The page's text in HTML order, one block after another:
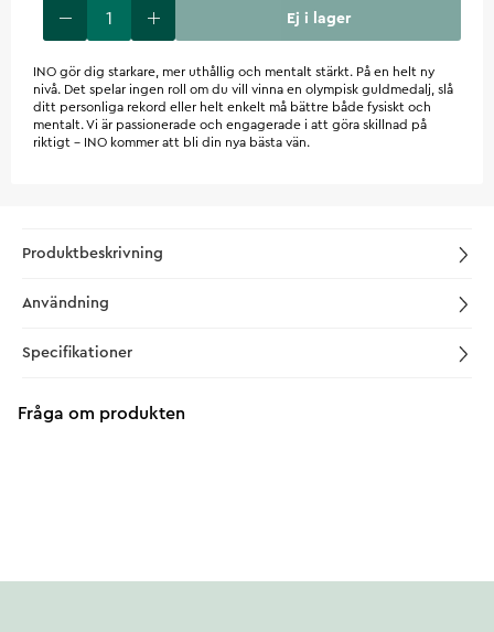
Ej i lager
INO gör dig starkare, mer uthållig och mentalt stärkt. På en helt ny
nivå. Det spelar ingen roll om du vill vinna en olympisk guldmedalj, slå
ditt personliga rekord eller helt enkelt må bättre både fysiskt och
mentalt. Vi är passionerade och engagerade i att göra skillnad på
riktigt – INO kommer att bli din nya bästa vän.
Produktbeskrivning
Användning
Specifikationer
Fråga om produkten